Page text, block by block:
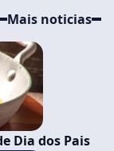
Mais noticias
Dia dos Pais